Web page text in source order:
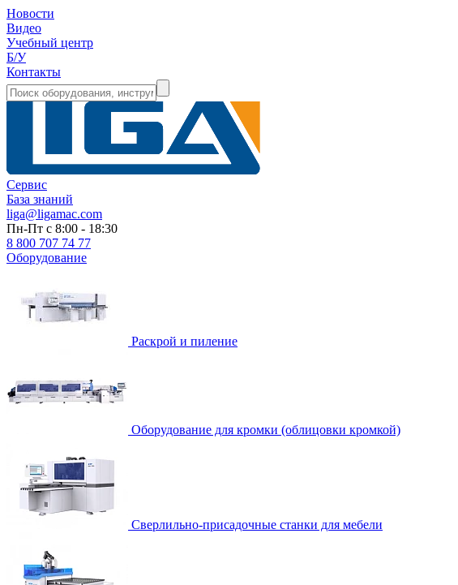
Новости
Видео
Учебный центр
Б/У
Контакты
Сервис
База знаний
liga@ligamac.com
Пн-Пт с 8:00 - 18:30
8 800 707 74 77
Оборудование
Раскрой и пиление
Оборудование для кромки (облицовки кромкой)
Сверлильно-присадочные станки для мебели